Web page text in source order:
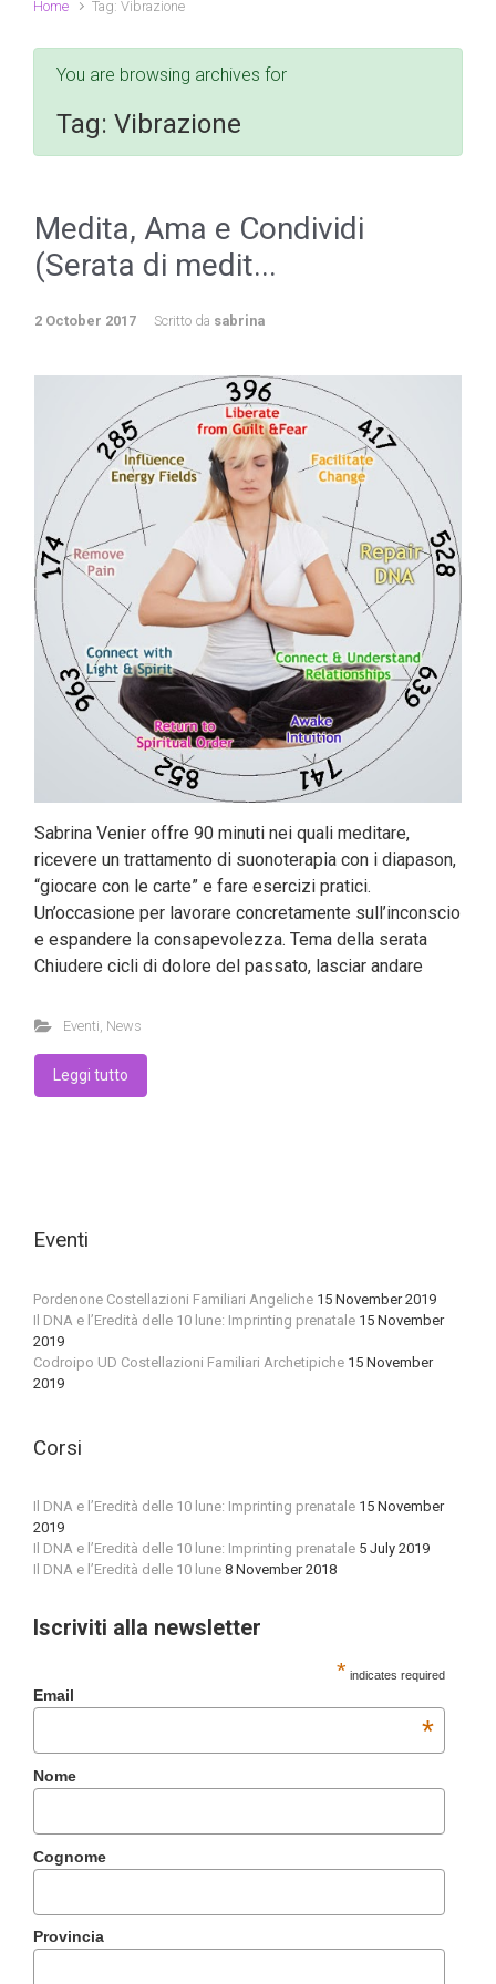
Home Tag: Vibrazione
You are browsing archives for
Tag: Vibrazione
Medita, Ama e Condividi
(Serata di medit...
2 October 2017 Scritto da sabrina
Sabrina Venier offre 90 minuti nei quali meditare,
ricevere un trattamento di suonoterapia con i diapason,
“giocare con le carte” e fare esercizi pratici.
Un’occasione per lavorare concretamente sull’inconscio
e espandere la consapevolezza. Tema della serata
Chiudere cicli di dolore del passato, lasciar andare
Eventi News
Leggi tutto
Eventi
Pordenone Costellazioni Familiari Angeliche 15 November 2019
Il DNA e l’Eredità delle 10 lune: Imprinting prenatale 15 November
2019
Codroipo UD Costellazioni Familiari Archetipiche 15 November
2019
Corsi
Il DNA e l’Eredità delle 10 lune: Imprinting prenatale 15 November
2019
Il DNA e l’Eredità delle 10 lune: Imprinting prenatale 5 July 2019
Il DNA e l’Eredità delle 10 lune 8 November 2018
Iscriviti alla newsletter
* indicates required
Email
*
Nome
Cognome
Provincia